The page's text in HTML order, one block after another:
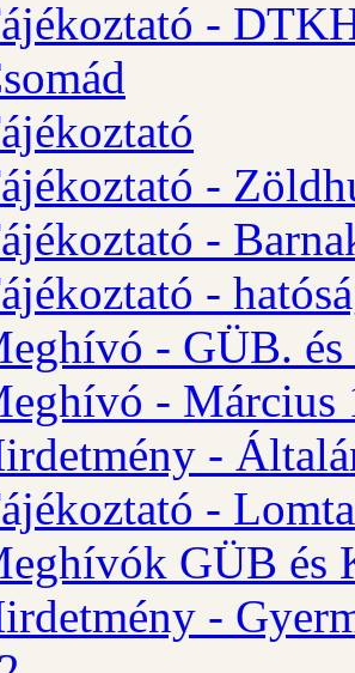
-
-
-
-
- GÜB.
- Március
-
-
GÜB és
-